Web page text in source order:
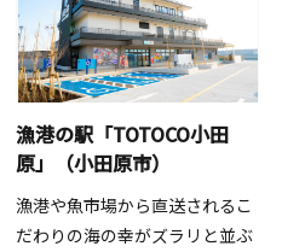
漁港の駅「TOTOCO小田
原」（小田原市）
漁港や魚市場から直送されるこ
だわりの海の幸がズラリと並ぶ